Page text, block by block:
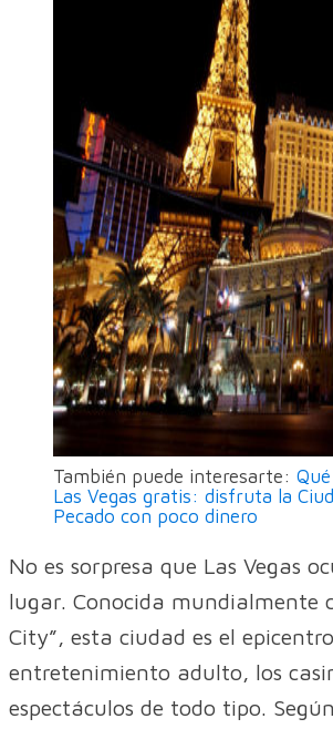
También puede interesarte:
Las Vegas gratis: disfruta la
Pecado con poco dinero
No es sorpresa que Las Vegas
lugar. Conocida mundialmente
City”, esta ciudad es el
entretenimiento adulto, los
espectáculos de todo tipo.